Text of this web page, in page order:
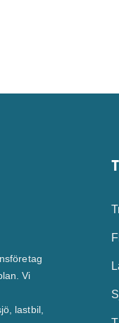
Vi
lastbil,